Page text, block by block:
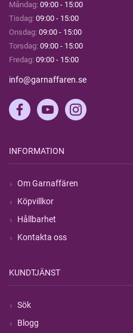
Måndag: 09:00 - 15:00
Tisdag: 09:00 - 15:00
Onsdag: 09:00 - 15:00
Torsdag: 09:00 - 15:00
Fredag: 09:00 - 15:00
info@garnaffaren.se
INFORMATION
Om Garnaffären
Köpvillkor
Hållbarhet
Kontakta oss
KUNDTJÄNST
Sök
Blogg